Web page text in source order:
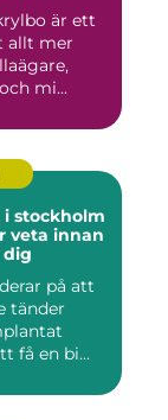
är ett
allt mer
mi...
stockholm
veta innan
på att
tänder
få en bi...